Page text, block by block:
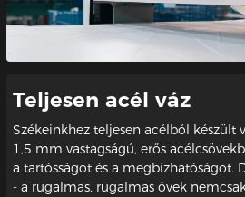
Teljesen acél váz
Székeinkhez teljesen acélból készült
1,5 mm vastagságú, erős
a tartósságot és a megbízhatóságot.
- a rugalmas, rugalmas övek